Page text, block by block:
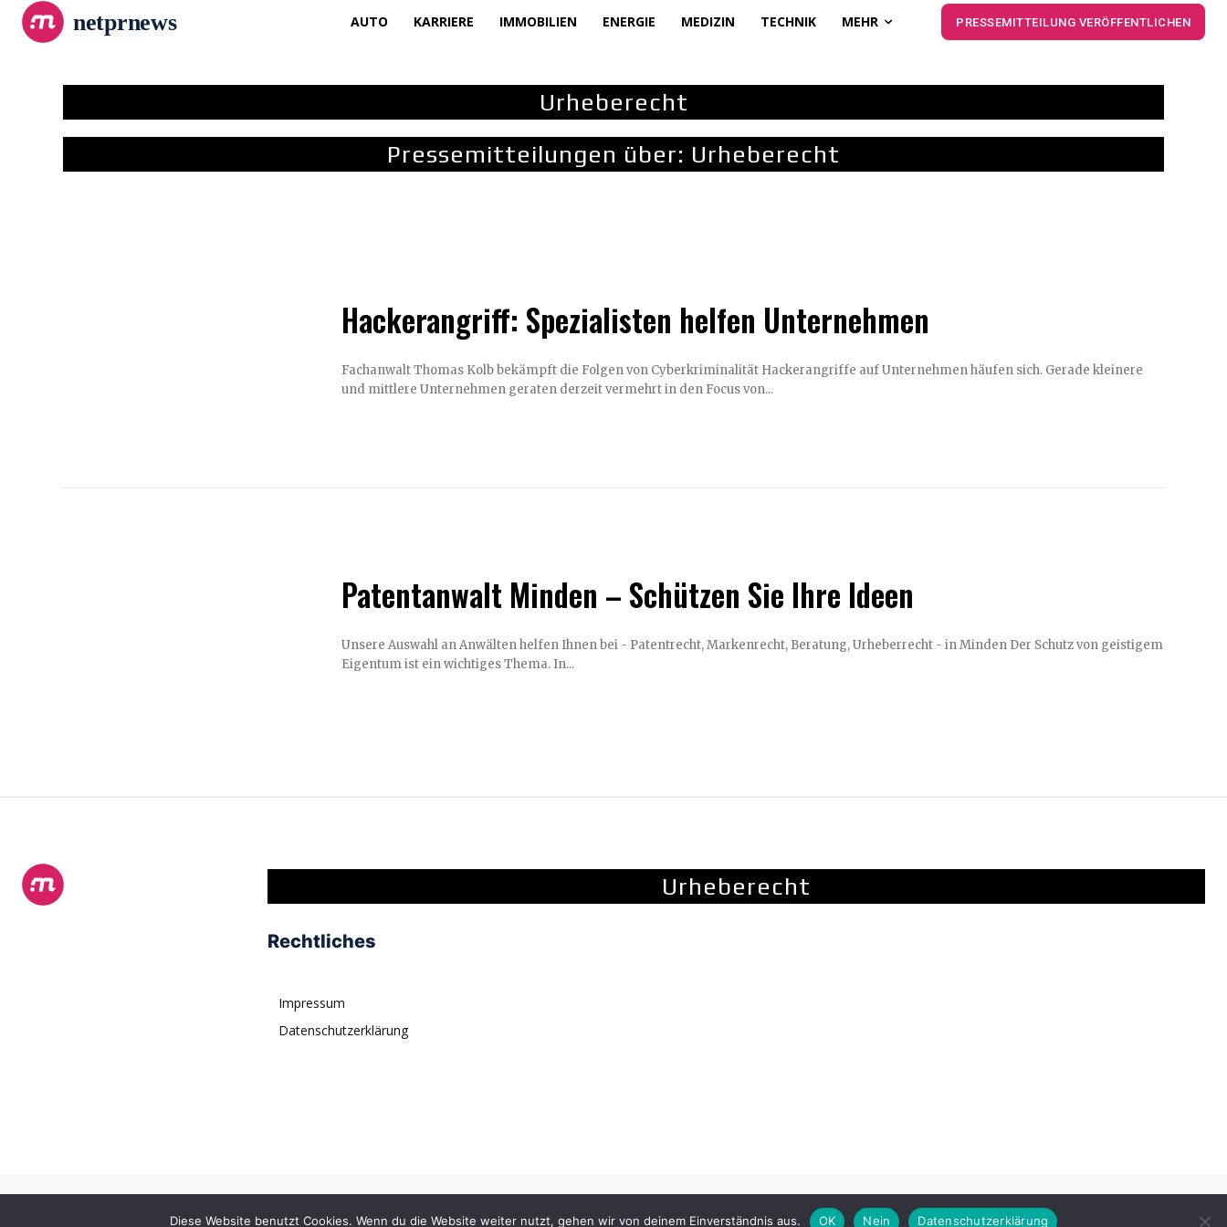
netprnews AUTO KARRIERE IMMOBILIEN ENERGIE MEDIZIN TECHNIK MEHR PRESSEMITTEILUNG VERÖFFENTLICHEN
Urheberecht
Pressemitteilungen über: Urheberecht
Hackerangriff: Spezialisten helfen Unternehmen
Fachanwalt Thomas Kolb bekämpft die Folgen von Cyberkriminalität Hackerangriffe auf Unternehmen häufen sich. Gerade kleinere
und mittlere Unternehmen geraten derzeit vermehrt in den Focus von...
Patentanwalt Minden – Schützen Sie Ihre Ideen
Unsere Auswahl an Anwälten helfen Ihnen bei - Patentrecht, Markenrecht, Beratung, Urheberrecht - in Minden Der Schutz von geistigem
Eigentum ist ein wichtiges Thema. In...
Urheberecht
Rechtliches
Impressum
Datenschutzerklärung
Diese Website benutzt Cookies. Wenn du die Website weiter nutzt, gehen wir von deinem Einverständnis aus. OK Nein Datenschutzerklärung